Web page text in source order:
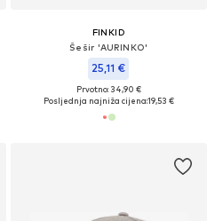
FINKID
Šešir 'AURINKO'
25,11 €
Prvotno: 34,90 €
Posljednja najniža cijena:19,53 €